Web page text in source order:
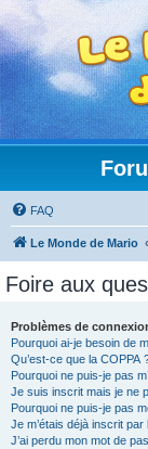
FAQ
Le Monde de Mario
Foire aux
Problèmes de
Pourquoi ai-je besoin de
Qu’est-ce que la COPPA
Pourquoi ne puis-je pas
Je suis inscrit mais je ne
Pourquoi ne puis-je pas
Je m’étais déjà inscrit
J’ai perdu mon mot de